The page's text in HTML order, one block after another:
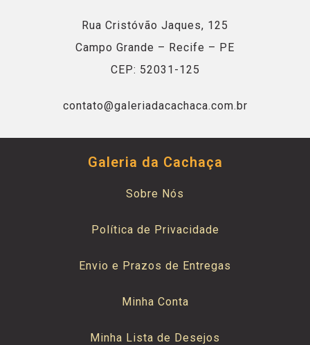
Rua Cristóvão Jaques, 125
Campo Grande – Recife – PE
CEP: 52031-125
contato@galeriadacachaca.com.br
Galeria da Cachaça
Sobre Nós
Política de Privacidade
Envio e Prazos de Entregas
Minha Conta
Minha Lista de Desejos